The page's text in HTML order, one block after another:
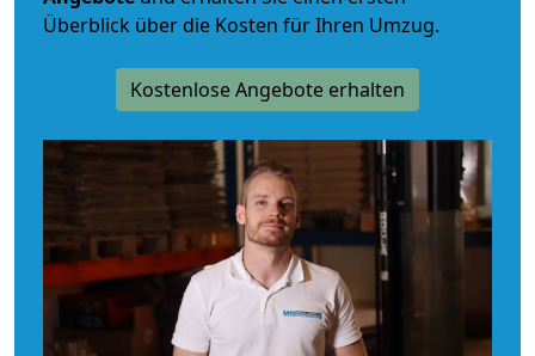
Überblick über die Kosten für Ihren Umzug.
Kostenlose Angebote erhalten